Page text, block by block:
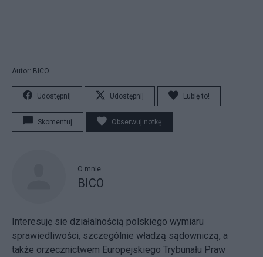
Autor: BICO
Udostępnij Udostępnij Lubię to!
Skomentuj Obserwuj notkę
O mnie
BICO
Interesuję sie działalnością polskiego wymiaru
sprawiedliwości, szczególnie władzą sądowniczą, a
także orzecznictwem Europejskiego Trybunału Praw